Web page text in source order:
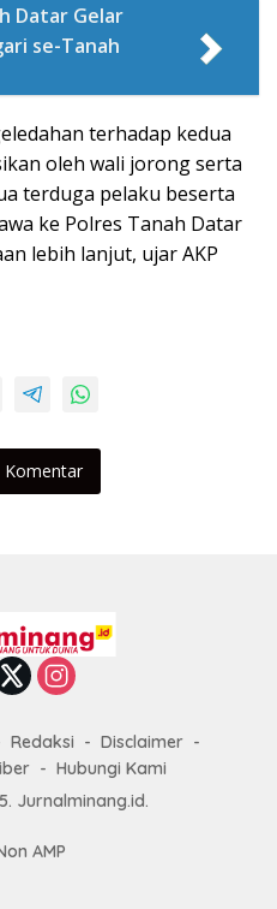
Datar Gelar
se-Tanah
terhadap kedua
oleh wali jorong serta
terduga pelaku beserta
ke Polres Tanah Datar
lebih lanjut, ujar AKP
Komentar
Redaksi
Disclaimer
Hubungi Kami
Jurnalminang.id.
AMP